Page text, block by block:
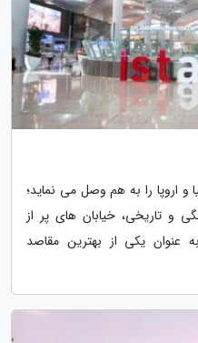
و اروپا را به هم وصل می نماید؛
و تاریخی، خیابان های پر از
عنوان یکی از بهترین مقاصد